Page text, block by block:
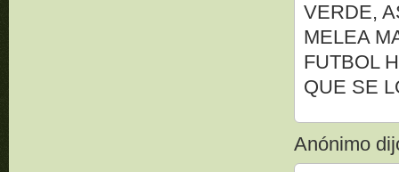
VERDE,
MELEA
FUTBOL
QUE SE
Anónimo